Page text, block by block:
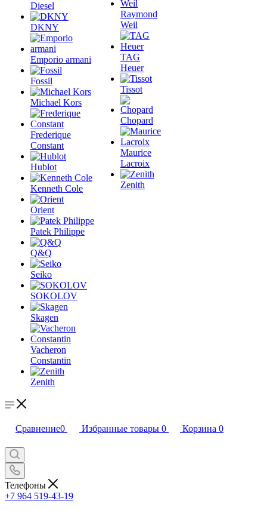
Diesel
DKNY
Emporio armani
Fossil
Michael Kors
Frederique
Constant
Hublot
Kenneth Cole
Orient
Patek Philippe
Q&Q
Seiko
SOKOLOV
Skagen
Vacheron
Constantin
Zenith
Raymond
Weil
TAG
Heuer
Tissot
Chopard
Maurice
Lacroix
Zenith
Сравнение0 Избранные товары 0 Корзина 0
Телефоны
+7 964 519-43-19